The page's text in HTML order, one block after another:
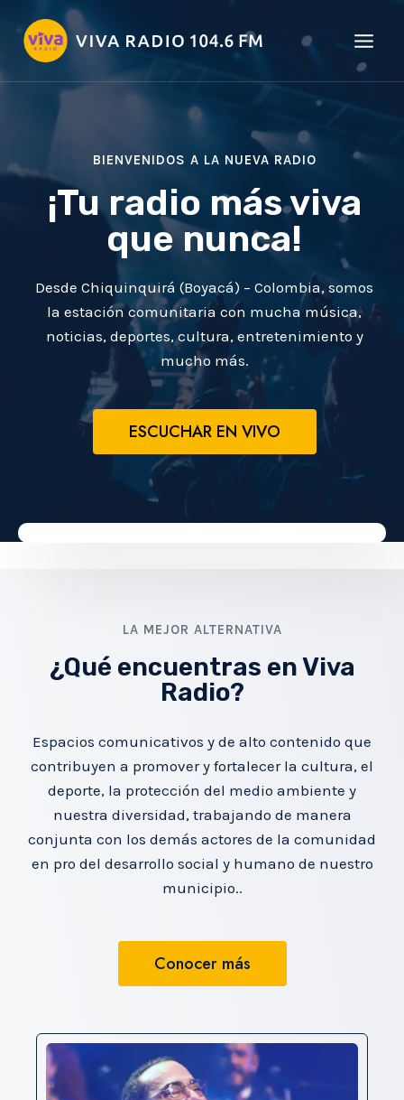
contenido
BIENVENIDOS A LA NUEVA RADIO
¡Tu radio más viva
que nunca!
Desde Chiquinquirá (Boyacá) – Colombia, somos
la estación comunitaria con mucha música,
noticias, deportes, cultura, entretenimiento y
mucho más.
ESCUCHAR EN VIVO
LA MEJOR ALTERNATIVA
¿Qué encuentras en Viva
Radio?
Espacios comunicativos y de alto contenido que
contribuyen a promover y fortalecer la cultura, el
deporte, la protección del medio ambiente y
nuestra diversidad, trabajando de manera
conjunta con los demás actores de la comunidad
en pro del desarrollo social y humano de nuestro
municipio..
Conocer más